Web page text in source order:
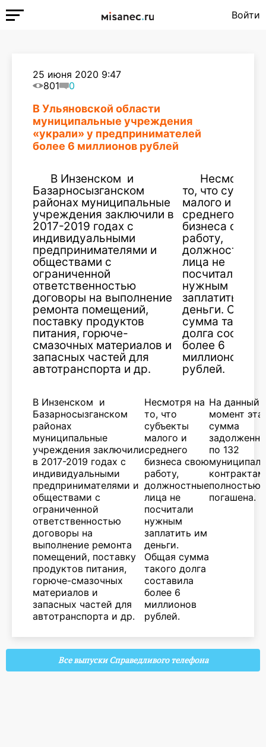
Войти
25 июня 2020 9:47
801
0
В Ульяновской области
муниципальные учреждения
«украли» у предпринимателей
более 6 миллионов рублей
В Инзенском и
Базарносызганском
районах муниципальные
учреждения заключили в
2017-2019 годах с
индивидуальными
предпринимателями и
обществами с
ограниченной
ответственностью
договоры на выполнение
ремонта помещений,
поставку продуктов
питания, горюче-
смазочных материалов и
запасных частей для
автотранспорта и др.
Несмотря
то, что
малого и
среднего
бизнеса свою
работу,
должностные
лица не
посчитали
нужным
заплатить им
деньги. Общая
сумма такого
долга
более 6
миллионов
рублей.
В Инзенском и
Базарносызганском
районах
муниципальные
учреждения заключили
в 2017-2019 годах с
индивидуальными
предпринимателями и
обществами с
ограниченной
ответственностью
договоры на
выполнение ремонта
помещений, поставку
продуктов питания,
горюче-смазочных
материалов и
запасных частей для
автотранспорта и др.
Несмотря на
то, что
субъекты
малого и
среднего
бизнеса свою
работу,
должностные
лица не
посчитали
нужным
заплатить им
деньги.
Общая сумма
такого долга
составила
более 6
миллионов
рублей.
На данный
момент эта
сумма
по 132
контрактам
полностью
погашена.
Все выпуски Справедливого телефона